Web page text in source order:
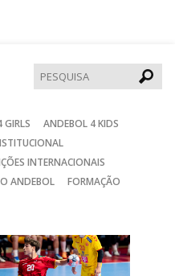
GIRLS
ANDEBOL 4 KIDS
INTERNACIONAIS
ANDEBOL
FORMAÇÃO